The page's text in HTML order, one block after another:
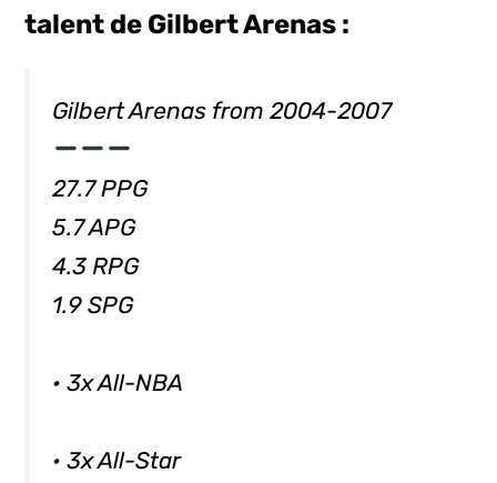
talent de Gilbert Arenas :
Gilbert Arenas from 2004-2007
27.7 PPG
5.7 APG
4.3 RPG
1.9 SPG
• 3x All-NBA
• 3x All-Star